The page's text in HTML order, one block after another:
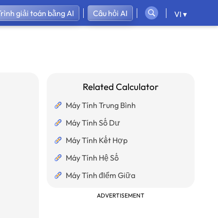
giải toán bằng AI Câu hỏi AI VI ▾
Related Calculator
Máy Tính Trung Bình
Máy Tính Số Dư
Máy Tính Kết Hợp
Máy Tính Hệ Số
Máy Tính đIểm Giữa
ADVERTISEMENT